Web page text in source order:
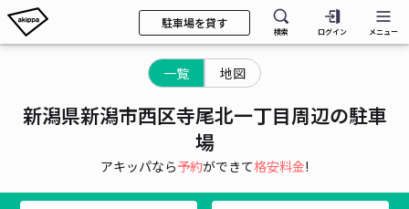
駐車場を貸す
検索 ログイン メニュー
一覧 地図
新潟県新潟市西区寺尾北一丁目周辺の駐車
場
アキッパなら予約ができて格安料金!